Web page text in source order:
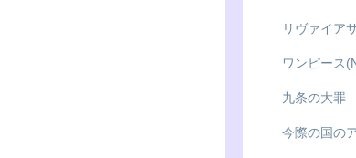
リヴァイア
ワンピース
九条の大罪
今際の国の